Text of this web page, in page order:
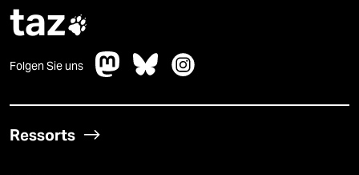
taz
Folgen Sie uns
Ressorts